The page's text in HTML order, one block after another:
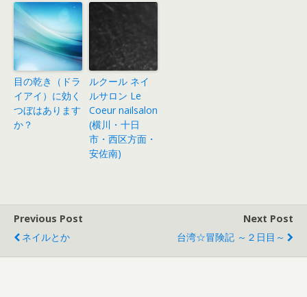
目の乾き（ドラ
イアイ）に効く
つぼはあります
か？
ルクール ネイ
ルサロン Le
Coeur nailsalon
(横川・十日
市・西区方面・
安佐南)
Previous Post
ネイルとか
Next Post
台湾☆冒険記 ～２日目～